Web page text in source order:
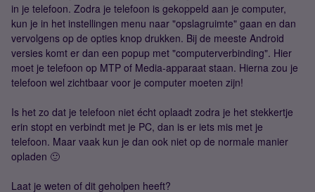
in je telefoon. Zodra je telefoon is gekoppeld aan je computer,
kun je in het instellingen menu naar "opslagruimte" gaan en dan
vervolgens op de opties knop drukken. Bij de meeste Android
versies komt er dan een popup met "computerverbinding". Hier
moet je telefoon op MTP of Media-apparaat staan. Hierna zou je
telefoon wel zichtbaar voor je computer moeten zijn!
Is het zo dat je telefoon niet écht oplaadt zodra je het stekkertje
erin stopt en verbindt met je PC, dan is er iets mis met je
telefoon. Maar vaak kun je dan ook niet op de normale manier
opladen 🙂
Laat je weten of dit geholpen heeft?